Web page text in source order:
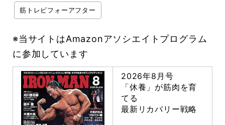
筋トレビフォーアフター
※当サイトはAmazonアソシエイトプログラム
に参加しています
2026年8月号
「休養」が筋肉を育
てる
最新リカバリー戦略